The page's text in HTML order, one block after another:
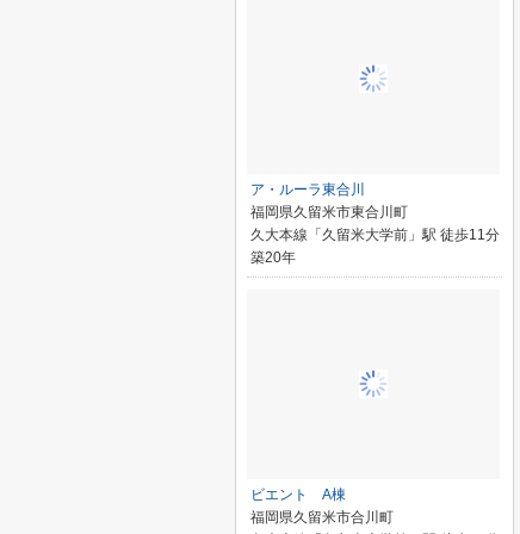
ア・ルーラ東合川
福岡県久留米市東合川町
久大本線「久留米大学前」駅 徒歩11分
築20年
ビエント A棟
福岡県久留米市合川町